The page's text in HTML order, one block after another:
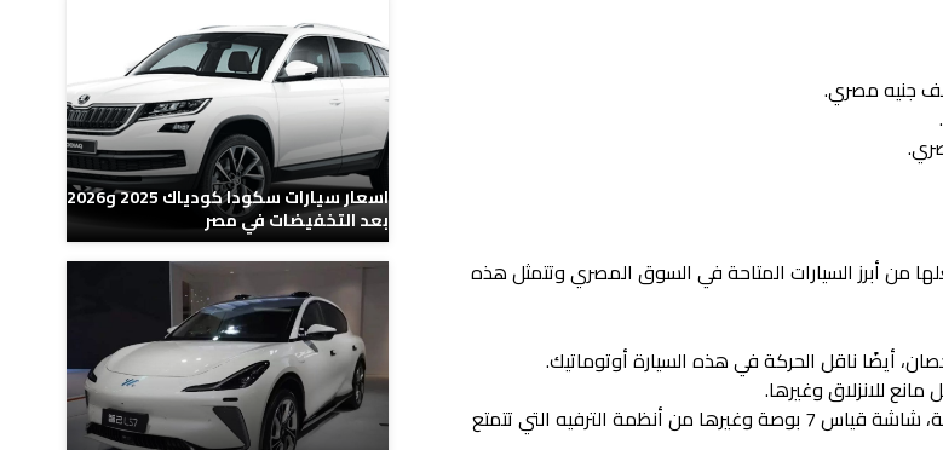
التي تجعلها من أبرز السيارات المتاحة في السوق المصري وتتمثل هذه
للانزلاق وغيرها.
يتوفر العديد من الإمكانيات مثل فتحة سقف، أنظمة توصيل للهواتف الذكية، شاشة قياس 7 بوصة وغيرها من أنظمة الترفيه التي تتمتع
اسعار سيارات سكودا كودياك 2025 و2026
بعد التخفيضات في مصر